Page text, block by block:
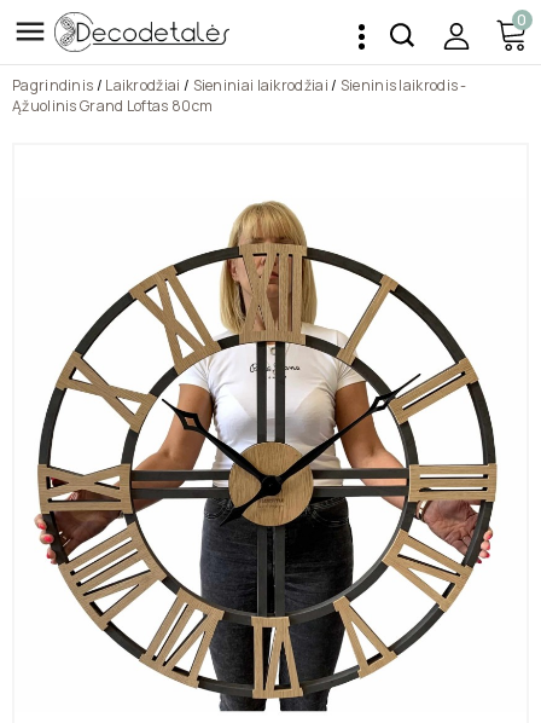
 0
Pagrindinis Laikrodžiai Sieniniai laikrodžiai
Sieninis laikrodis -
Ąžuolinis Grand Loftas 80cm